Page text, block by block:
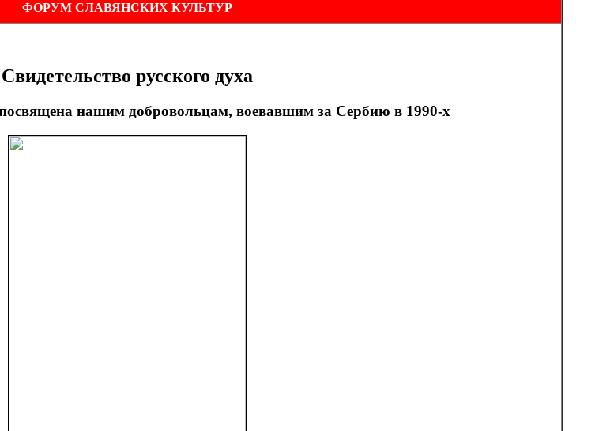
ФОРУМ СЛАВЯНСКИХ КУЛЬТУР
Свидетельство русского духа
нашим добровольцам, воевавшим за Сербию в 1990-х